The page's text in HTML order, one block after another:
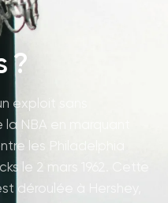
?
exploit sans
NBA en marquant
les Philadelphia
le 2 mars 1962. Cette
déroulée à Hershey,